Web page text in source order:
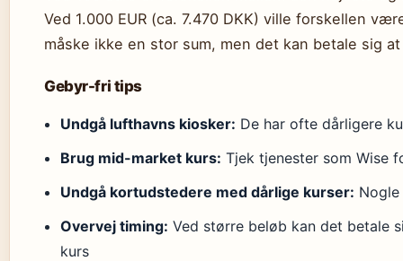
Ved 1.000 EUR (ca. 7.470 DKK) ville forskellen
måske ikke en stor sum, men det kan betale sig
Gebyr-fri tips
Undgå lufthavns kiosker: De har ofte dårligere
Brug mid-market kurs: Tjek tjenester som Wise
Undgå kortudstedere med dårlige kurser:
Overvej timing: Ved større beløb kan det betale
kurs